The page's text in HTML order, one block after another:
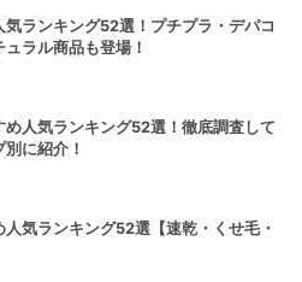
ランキング52選！プチプラ・デパコ
ラル商品も登場！
め人気ランキング52選！徹底調査して
に紹介！
人気ランキング52選【速乾・くせ毛・